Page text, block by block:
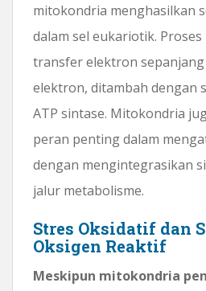
mitokondria menghasilkan
dalam sel eukariotik.
transfer elektron
elektron, ditambah dengan
ATP sintase. Mitokondria
peran penting dalam
dengan mengintegrasikan
jalur metabolisme.
Stres Oksidatif dan
Oksigen Reaktif
Meskipun mitokondria